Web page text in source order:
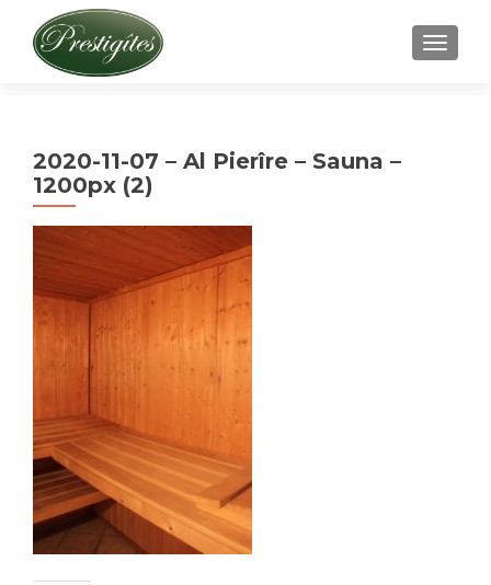
2020-11-07 – Al Pierîre – Sauna –
1200px (2)